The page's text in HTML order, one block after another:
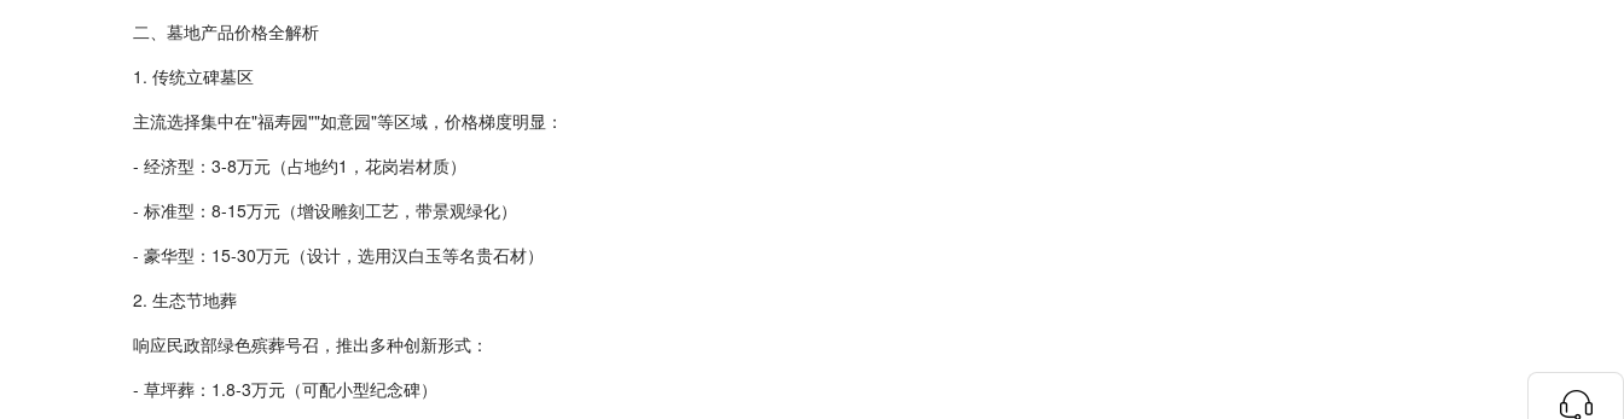
二、墓地产品价格全解析
1. 传统立碑墓区
主流选择集中在"福寿园""如意园"等区域，价格梯度明显：
- 经济型：3-8万元（占地约1，花岗岩材质）
- 标准型：8-15万元（增设雕刻工艺，带景观绿化）
- 豪华型：15-30万元（设计，选用汉白玉等名贵石材）
2. 生态节地葬
响应民政部绿色殡葬号召，推出多种创新形式：
- 草坪葬：1.8-3万元（可配小型纪念碑）